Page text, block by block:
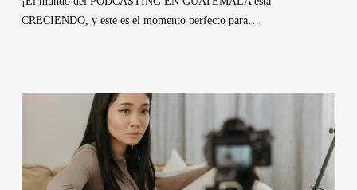
CRECIENDO, y este es el momento perfecto para…